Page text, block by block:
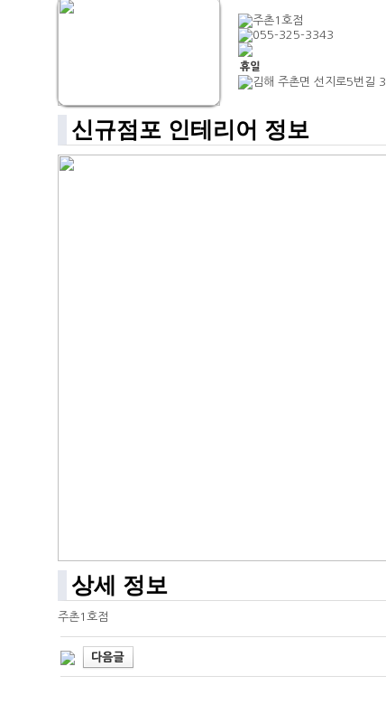
주촌1호점
055-325-3343
김해 주촌면 선지로5번길 3
신규점포 인테리어 정보
상세 정보
주촌1호점